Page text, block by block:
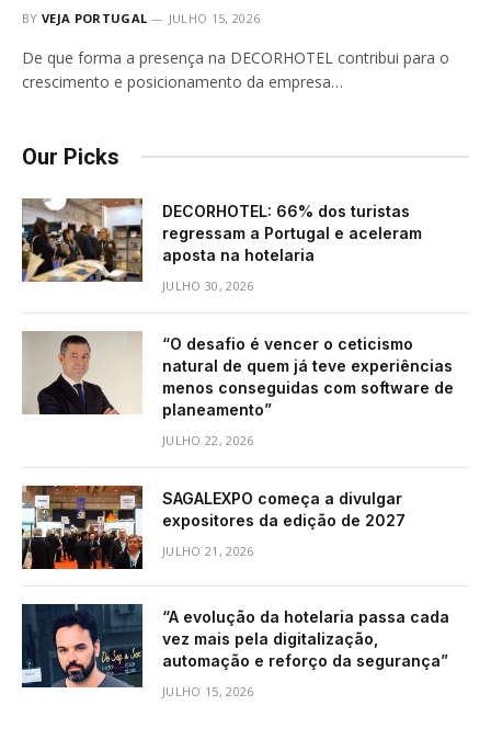
BY VEJA PORTUGAL JULHO 15, 2026
De que forma a presença na DECORHOTEL contribui para o
crescimento e posicionamento da empresa…
Our Picks
DECORHOTEL: 66% dos turistas
regressam a Portugal e aceleram
aposta na hotelaria
JULHO 30, 2026
“O desafio é vencer o ceticismo
natural de quem já teve experiências
menos conseguidas com software de
planeamento”
JULHO 22, 2026
SAGALEXPO começa a divulgar
expositores da edição de 2027
JULHO 21, 2026
“A evolução da hotelaria passa cada
vez mais pela digitalização,
automação e reforço da segurança”
JULHO 15, 2026